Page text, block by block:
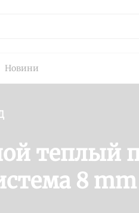
Новини
теплый
8 mm